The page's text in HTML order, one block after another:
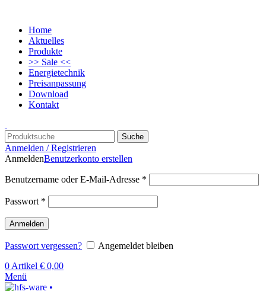
Home
Aktuelles
Produkte
>> Sale <<
Energietechnik
Preisanpassung
Download
Kontakt
Suche
Anmelden / Registrieren
AnmeldenBenutzerkonto erstellen
Benutzername oder E-Mail-Adresse *
Passwort *
Anmelden
Passwort vergessen?
Angemeldet bleiben
0 Artikel € 0,00
Menü